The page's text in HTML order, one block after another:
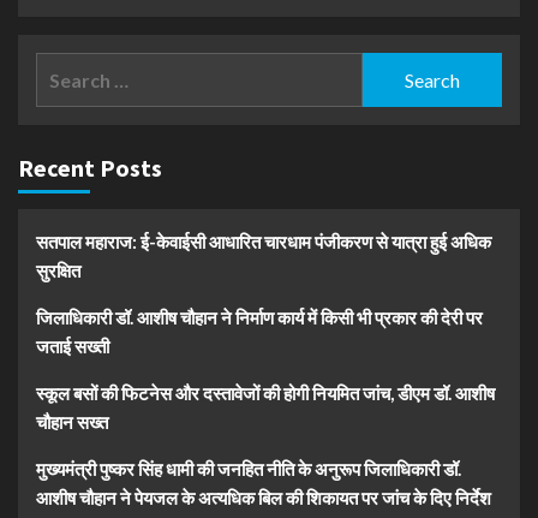
Recent Posts
सतपाल महाराज: ई-केवाईसी आधारित चारधाम पंजीकरण से यात्रा हुई अधिक
सुरक्षित
जिलाधिकारी डॉ. आशीष चौहान ने निर्माण कार्य में किसी भी प्रकार की देरी पर
जताई सख्ती
स्कूल बसों की फिटनेस और दस्तावेजों की होगी नियमित जांच, डीएम डॉ. आशीष
चौहान सख्त
मुख्यमंत्री पुष्कर सिंह धामी की जनहित नीति के अनुरूप जिलाधिकारी डॉ.
आशीष चौहान ने पेयजल के अत्यधिक बिल की शिकायत पर जांच के दिए निर्देश